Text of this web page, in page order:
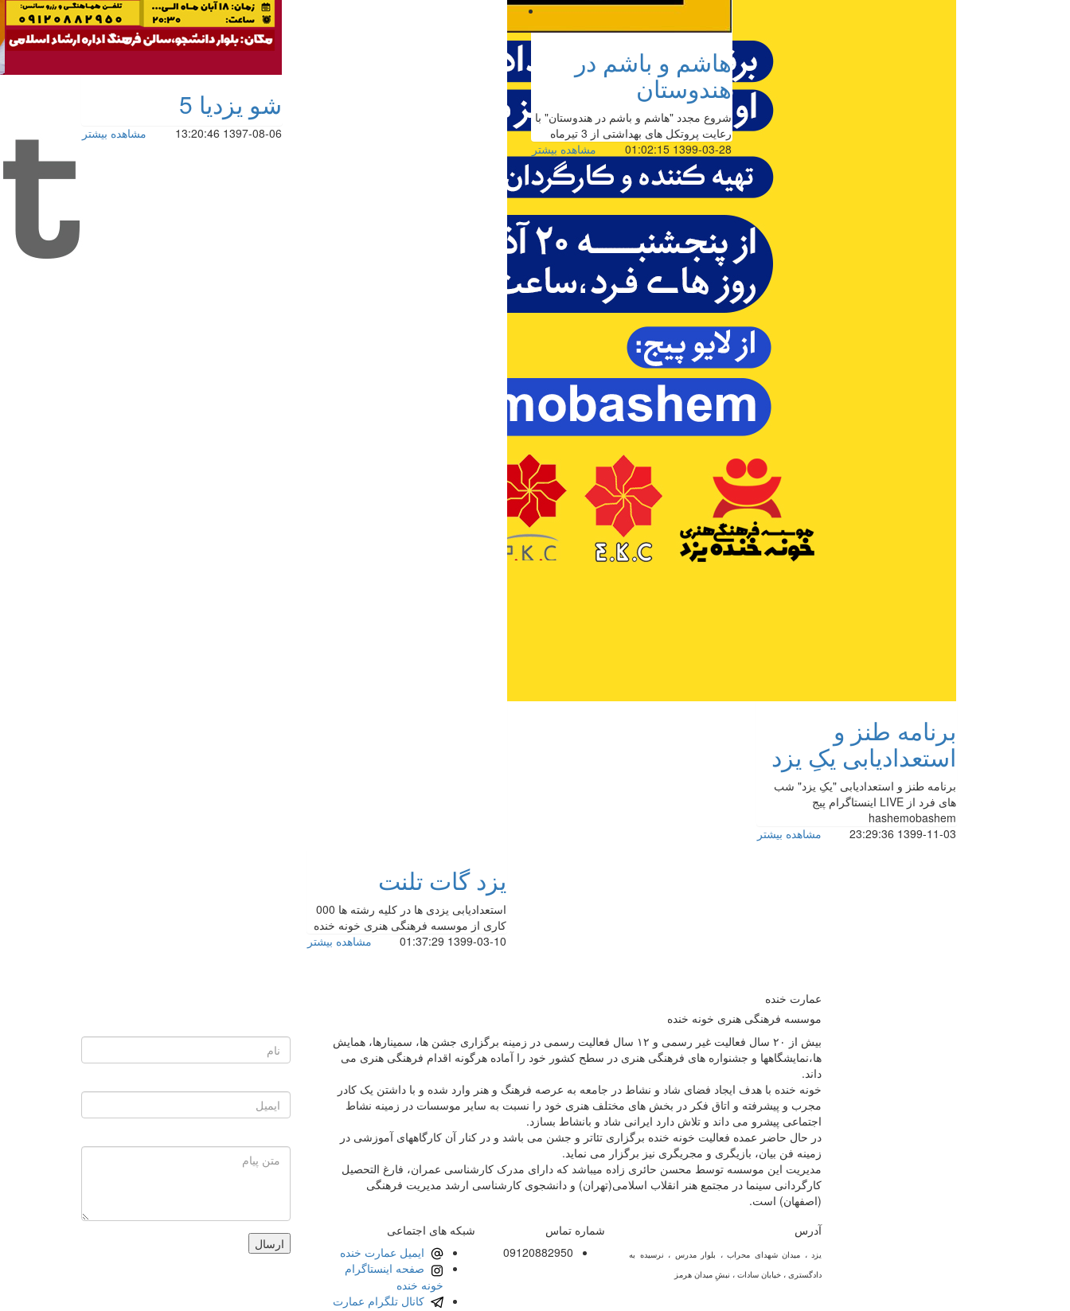
برنامه طنز و
استعدادیابی یکِ یزد
برنامه طنز و استعدادیابی "یکِ یزد" شب
های فرد از LIVE اینستاگرام پیج
hashemobashem
1399-11-03 23:29:36
مشاهده بیشتر
هاشم و باشم در
هندوستان
شروع مجدد "هاشم و باشم در هندوستان" با
رعایت پروتکل های بهداشتی از 3 تیرماه
1399-03-28 01:02:15
مشاهده بیشتر
یزد گات تلنت
استعدادیابی یزدی ها در کلیه رشته ها 000
کاری از موسسه فرهنگی هنری خونه خنده
1399-03-10 01:37:29
مشاهده بیشتر
شو یزدیا 5
1397-08-06 13:20:46 مشاهده بیشتر
عمارت خنده
موسسه فرهنگی هنری خونه خنده
بیش از ۲۰ سال فعالیت غیر رسمی و ۱۲ سال فعالیت رسمی در زمینه برگزاری جشن ها، سمینارها، همایش
ها،نمایشگاهها و جشنواره های فرهنگی هنری در سطح کشور خود را آماده هرگونه اقدام فرهنگی هنری می
داند.
خونه خنده با هدف ایجاد فضای شاد و نشاط در جامعه به عرصه فرهنگ و هنر وارد شده و با داشتن یک کادر
مجرب و پیشرفته و اتاق فکر در بخش های مختلف هنری خود را نسبت به سایر موسسات در زمینه نشاط
اجتماعی پیشرو می داند و تلاش دارد ایرانی شاد و بانشاط بسازد.
در حال حاضر عمده فعالیت خونه خنده برگزاری تئاتر و جشن می باشد و در کنار آن کارگاههای آموزشی در
زمینه فن بیان، بازیگری و مجریگری نیز برگزار می نماید.
مدیریت این موسسه توسط محسن حائری زاده میباشد که دارای مدرک کارشناسی عمران، فارغ التحصیل
کارگردانی سینما در مجتمع هنر انقلاب اسلامی(تهران) و دانشجوی کارشناسی ارشد مدیریت فرهنگی
(اصفهان) است.
آدرس
یزد ، میدان شهدای محراب ، بلوار مدرس ، نرسیده به
دادگستری ، خیابان سادات ، نبشِ میدان هرمز
شماره تماس
09120882950
شبکه های اجتماعی
ایمیل عمارت خنده
صفحه اینستاگرام
خونه خنده
کانال تلگرام عمارت
ارسال